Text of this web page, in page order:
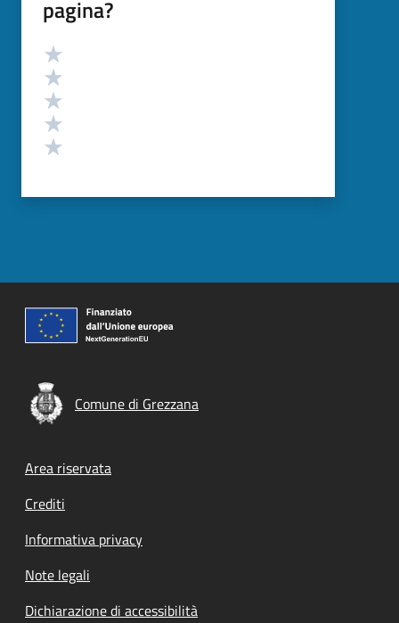
pagina?
Valutazione
Comune di Grezzana
Footer menu
Area riservata
Crediti
Informativa privacy
Note legali
Dichiarazione di accessibilità